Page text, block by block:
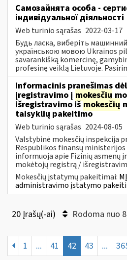
Самозайнята особа -
індивідуальної діяльності
Web turinio sąrašas 2022-03-17
Будь ласка, виберіть
українською мовою Ukrainos
savarankišką komercinę,
profesinę veiklą Lietuvoje.
Informacinis pranešimas
įregistravimo į mokesčių
išregistravimo išmokesčių
taisyklių pakeitimo
Web turinio sąrašas 2024-08-05
Valstybinė mokesčių inspekcija
Respublikos finansų
informuoja apie Fizinių asmenų
mokėtojų registrą /
Mokesčių įstatymų pakeitimai:
administravimo įstatymo
20 Įrašų(-ai) Rodoma nuo
1 ... 41 42 43 ...